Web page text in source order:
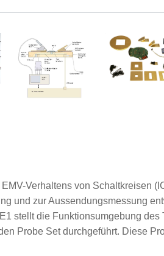
Verhaltens von Schaltkreisen
und zur Aussendungsmessung
stellt die Funktionsumgebung des
Probe Set durchgeführt. Diese